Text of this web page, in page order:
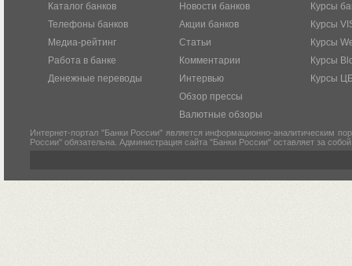
Каталог банков
Телефоны банков
Медиа-рейтинг
Работа в банке
Денежные переводы
Новости банков
Акции банков
Статьи
Комментарии
Интервью
Обзор прессы
Валютные обзоры
Курсы
Курсы
Курсы
Курсы
Курсы
Интернет-портал "Банки России" является информационно-аналитическим
России" обязательна. Администрация сайта "Банки России" оставляет за